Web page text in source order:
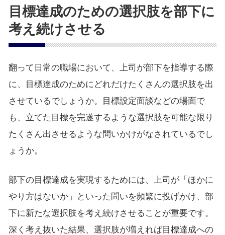
目標達成のための選択肢を部下に
考え続けさせる
翻って日常の職場において、上司が部下を指導する際
に、目標達成のためにどれだけたくさんの選択肢を出
させているでしょうか。目標設定面談などの場面で
も、立てた目標を完遂するような選択肢を可能な限り
たくさん出させるような問いかけがなされているでし
ょうか。
部下の目標達成を実現するためには、上司が「ほかに
やり方はないか」といった問いを頻繁に投げかけ、部
下に新たな選択肢を考え続けさせることが重要です。
深く考え抜いた結果、選択肢が増えれば目標達成への